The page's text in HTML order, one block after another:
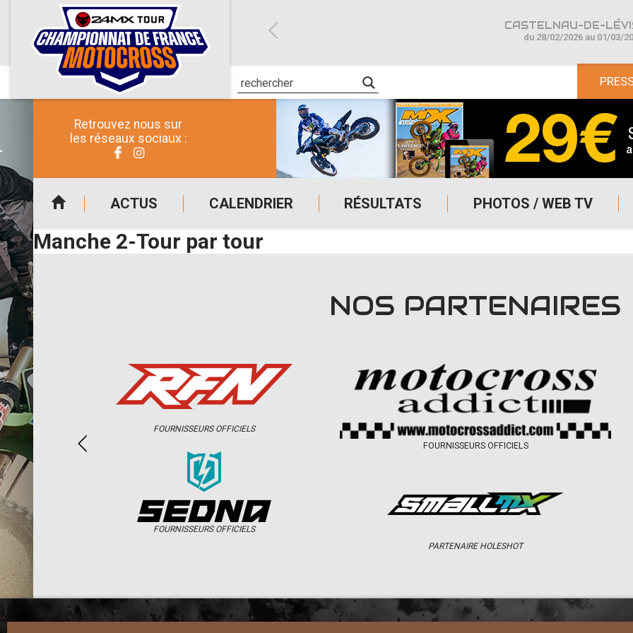
Retrouvez nous sur
les réseaux sociaux :
ACTUS CALENDRIER RÉSULTATS PHOTOS / WEB TV
CASTELNAU-DE-
du 28/02/2026 au 01/03/
Manche 2-Tour par tour
NOS PARTENAIRES
FOURNISSEURS OFFICIELS
FOURNISSEURS OFFICIELS
FOURNISSEURS OFFICIELS
PARTENAIRE HOLESHOT